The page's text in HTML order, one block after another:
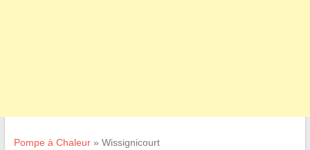
Pompe à Chaleur» Wissignicourt